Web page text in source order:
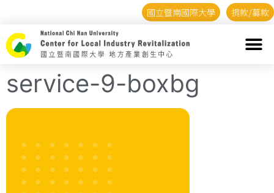
國立暨南國際大學 捐款/募款
service-9-boxbg